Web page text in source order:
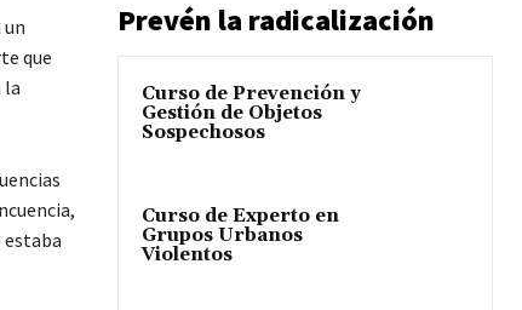
que
la
estaba
Prevén la radicalización
Curso de Prevención y
Gestión de Objetos
Sospechosos
Curso de Experto en
Grupos Urbanos
Violentos